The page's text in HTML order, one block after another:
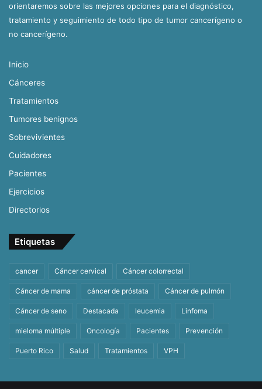
orientaremos sobre las mejores opciones para el diagnóstico,
tratamiento y seguimiento de todo tipo de tumor cancerígeno o
no cancerígeno.
Inicio
Cánceres
Tratamientos
Tumores benignos
Sobrevivientes
Cuidadores
Pacientes
Ejercicios
Directorios
Etiquetas
cancer Cáncer cervical Cáncer colorrectal
Cáncer de mama cáncer de próstata Cáncer de pulmón
Cáncer de seno Destacada leucemia Linfoma
mieloma múltiple Oncología Pacientes Prevención
Puerto Rico Salud Tratamientos VPH